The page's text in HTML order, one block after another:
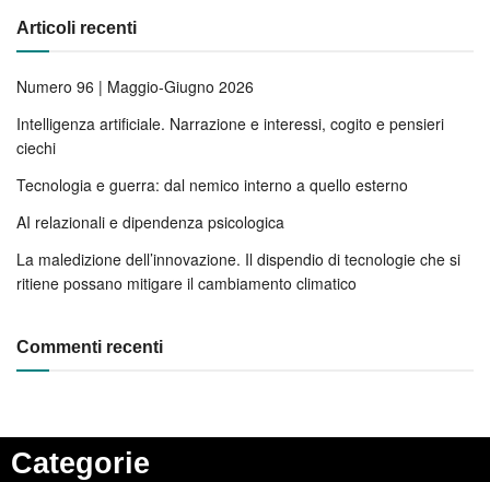
Articoli recenti
Numero 96 | Maggio-Giugno 2026
Intelligenza artificiale. Narrazione e interessi, cogito e pensieri
ciechi
Tecnologia e guerra: dal nemico interno a quello esterno
AI relazionali e dipendenza psicologica
La maledizione dell’innovazione. Il dispendio di tecnologie che si
ritiene possano mitigare il cambiamento climatico
Commenti recenti
Categorie